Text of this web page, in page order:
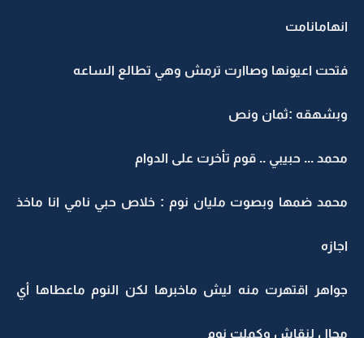
انهامانامت
فتحت اعيونها وصاارت ترمش وهي تطالع الساعه
وبشهقه :ثمان ونص
محمد ... حبيبي .. قوم تأخرت على الدوام
محمد ضمها وبصوت مليان نوم : خلاص حبي نامي انا ماخذ
اجازه
جواهر اقتهرت منه ليش ماخبرها لكن النوم ماعطاها أي
مجال لنقاش وكملت نوم